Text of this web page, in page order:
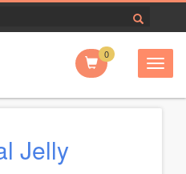
0
Jelly